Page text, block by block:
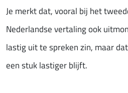
Je merkt dat, vooral bij het
Nederlandse vertaling ook
lastig uit te spreken zin, maar
een stuk lastiger blijft.